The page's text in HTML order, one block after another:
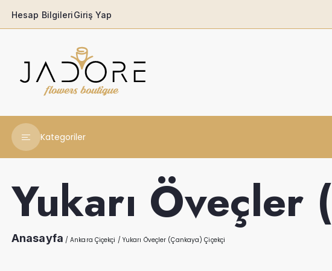
Hesap BilgileriGiriş Yap
Kategoriler
Babaya
Yukarı Öveçler
Anasayfa / Ankara Çiçekçi / Yukarı Öveçler (Çankaya) Çiçekçi